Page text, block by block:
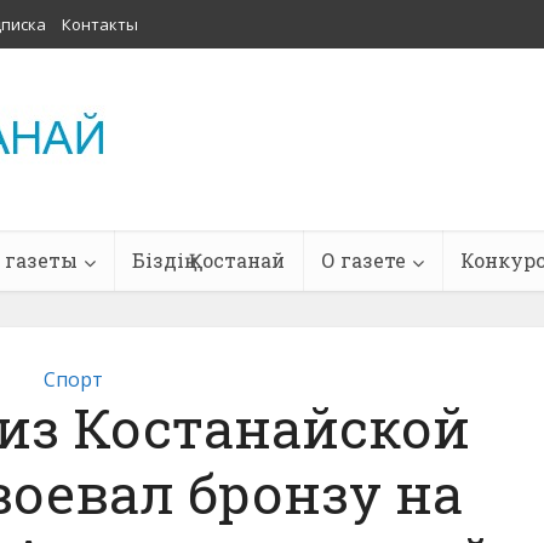
Контакты
Біздің Қостанай О газете
Спорт
Костанайской
бронзу на